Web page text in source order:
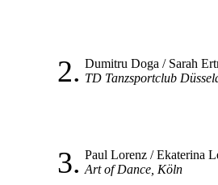
2. Dumitru Doga / Sarah
TD Tanzsportclub
3. Paul Lorenz / Ekaterina
Art of Dance, Köln